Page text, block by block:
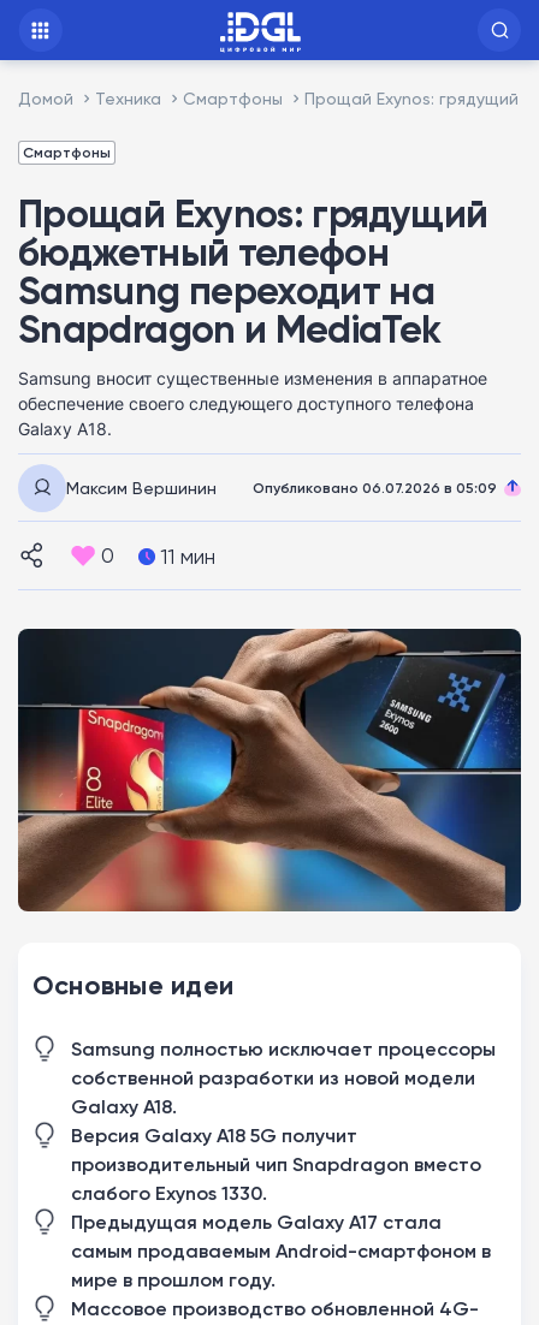
Домой Техника Смартфоны Прощай Exynos: грядущий
Смартфоны
Прощай Exynos: грядущий
бюджетный телефон
Samsung переходит на
Snapdragon и MediaTek
Samsung вносит существенные изменения в аппаратное
обеспечение своего следующего доступного телефона
Galaxy A18.
Максим Вершинин Опубликовано 06.07.2026 в 05:09
0 11 мин
Основные идеи
Samsung полностью исключает процессоры
собственной разработки из новой модели
Galaxy A18.
Версия Galaxy A18 5G получит
производительный чип Snapdragon вместо
слабого Exynos 1330.
Предыдущая модель Galaxy A17 стала
самым продаваемым Android-смартфоном в
мире в прошлом году.
Массовое производство обновленной 4G-